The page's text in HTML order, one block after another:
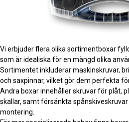
Vi erbjuder flera olika sortimentboxar
som är idealiska för en mängd olika
Sortimentet inkluderar maskinskruvar,
och saxpinnar, vilket gör dem perfekta
Andra boxar innehåller skruvar för plåt,
skallar, samt försänkta
montering.